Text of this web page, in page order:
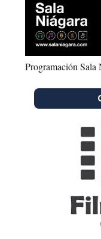
Programación Sala